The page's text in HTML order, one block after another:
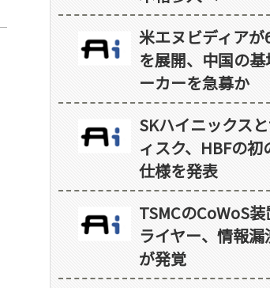
米エヌビディアが
を展開、中国の
ーカーを急募か
SKハイニックス
ィスク、HBFの初
仕様を発表
TSMCのCoWoS
ライヤー、情報
が発覚